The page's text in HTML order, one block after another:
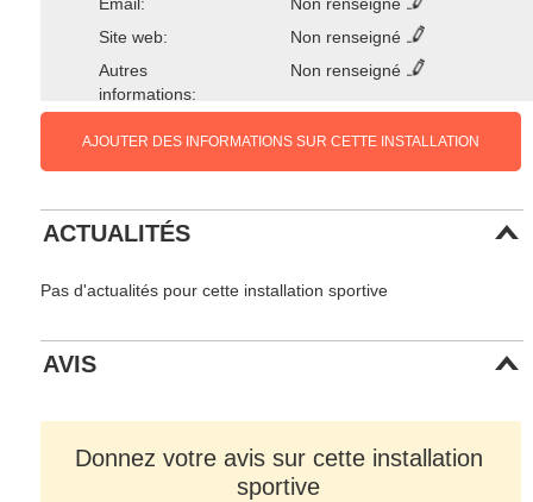
Site web:
Non renseigné
Autres
informations:
Non renseigné
AJOUTER DES INFORMATIONS SUR CETTE INSTALLATION
ACTUALITÉS
Pas d'actualités pour cette installation sportive
AVIS
Donnez votre avis sur cette installation
sportive